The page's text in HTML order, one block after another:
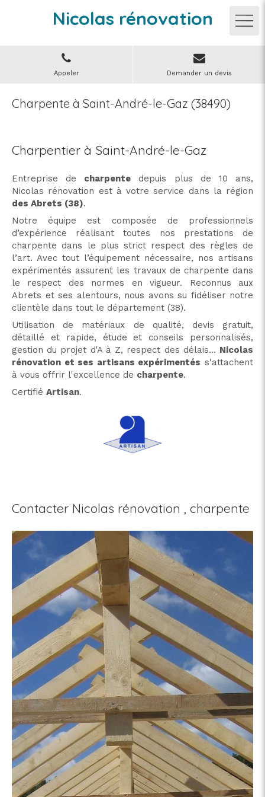
Nicolas rénovation
Appeler Demander un devis
Charpente à Saint-André-le-Gaz (38490)
Charpentier à Saint-André-le-Gaz
Entreprise de charpente depuis plus de 10 ans,
Nicolas rénovation est à votre service dans la région
des Abrets (38).
Notre équipe est composée de professionnels
d’expérience réalisant toutes nos prestations de
charpente dans le plus strict respect des règles de
l’art. Avec tout l’équipement nécessaire, nos artisans
expérimentés assurent les travaux de charpente dans
le respect des normes en vigueur. Reconnus aux
Abrets et ses alentours, nous avons su fidéliser notre
clientèle dans tout le département (38).
Utilisation de matériaux de qualité, devis gratuit,
détaillé et rapide, étude et conseils personnalisés,
gestion du projet d'A à Z, respect des délais... Nicolas
rénovation et ses artisans expérimentés s'attachent
à vous offrir l'excellence de charpente.
Certifié Artisan.
Contacter Nicolas rénovation , charpente